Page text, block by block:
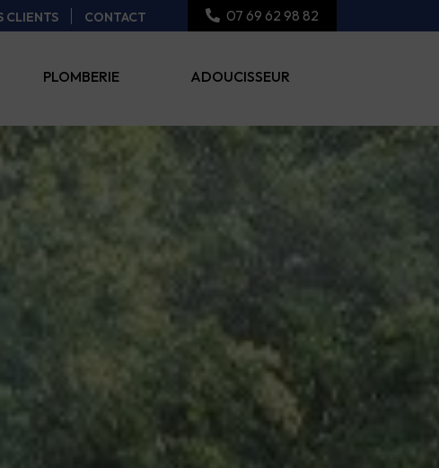
CLIENTS CONTACT 07 69 62 98 82
PLOMBERIE ADOUCISSEUR